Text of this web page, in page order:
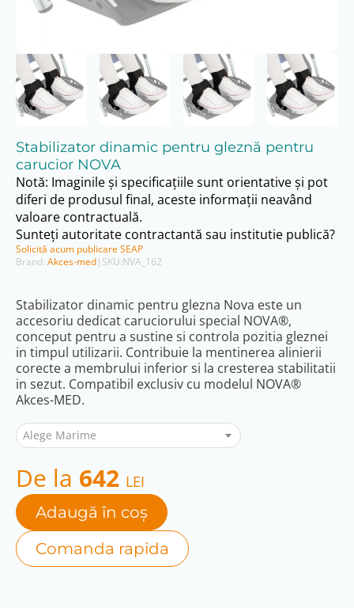
Brand: Akces-med| SKU:NVA_162
Stabilizator dinamic pentru gleznă pentru
carucior NOVA
Stabilizator dinamic pentru glezna Nova este un
accesoriu dedicat caruciorului special NOVA®,
conceput pentru a sustine si controla pozitia gleznei
in timpul utilizarii. Contribuie la mentinerea alinierii
corecte a membrului inferior si la cresterea stabilitatii
in sezut. Compatibil exclusiv cu modelul NOVA®
Akces-MED.
Alege Marime
De la 642 LEI
Adaugă în coș
Comanda rapida
Notă: Imaginile și specificațiile sunt orientative și pot
diferi de produsul final, aceste informații neavând
valoare contractuală.
Sunteți autoritate contractantă sau institutie publică?
Solicită acum publicare SEAP